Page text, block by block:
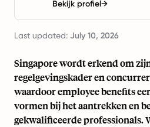
Bekijk profiel→
Last updated: July 10, 2026
Singapore wordt erkend om
regelgevingskader en
waardoor employee benefits
vormen bij het aantrekken en
gekwalificeerde professionals.